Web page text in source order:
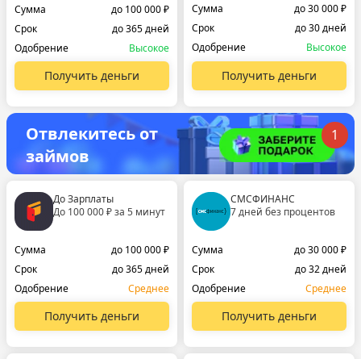
Сумма
до 100 000 ₽
Срок
до 365 дней
Одобрение
Высокое
Получить деньги
Сумма
до 30 000 ₽
Срок
до 30 дней
Одобрение
Высокое
Получить деньги
Отвлекитесь от
займов
1
До Зарплаты
До 100 000 ₽ за 5 минут
Сумма
до 100 000 ₽
Срок
до 365 дней
Одобрение
Среднее
Получить деньги
СМСФИНАНС
7 дней без процентов
Сумма
до 30 000 ₽
Срок
до 32 дней
Одобрение
Среднее
Получить деньги